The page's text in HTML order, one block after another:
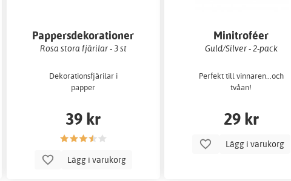
Pappersdekorationer
Rosa stora fjärilar - 3 st
Dekorationsfjärilar i
papper
39 kr
Lägg i varukorg
Minitroféer
Guld/Silver - 2-pack
Perfekt till vinnaren...och
tvåan!
29 kr
Lägg i varukorg